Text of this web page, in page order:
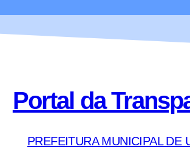
Portal da
PREFEITURA MUNICIPAL DE